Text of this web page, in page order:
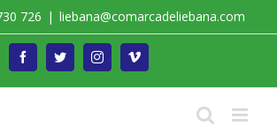
726 | liebana@comarcadeliebana.com
FacebookTwitterInstagramVimeo